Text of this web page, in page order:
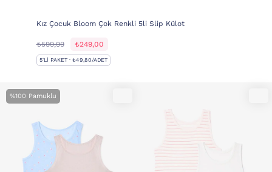
Kız Çocuk Bloom Çok Renkli 5li Slip Külot
₺599,99 ₺249,00
5'LI PAKET · ₺49,80/ADET
%100 Pamuklu